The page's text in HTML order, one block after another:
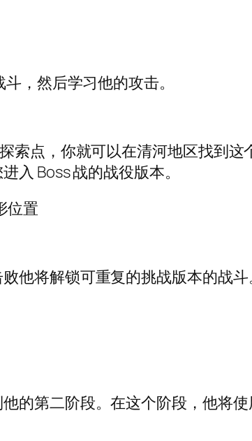
，然后学习他的攻击。
索点，你就可以在清河地区找到
入 Boss 战的战役版本。
他将解锁可重复的挑战版本的战
的第二阶段。在这个阶段，他将使